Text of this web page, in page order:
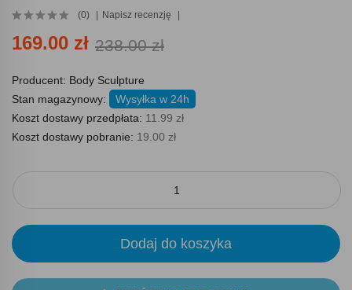
(0) Napisz recenzję
169.00 zł 238.00 zł
Producent: Body Sculpture
Stan magazynowy:
Wysyłka w 24h
Koszt dostawy przedpłata: 11.99 zł
Koszt dostawy pobranie: 19.00 zł
Dodaj do koszyka